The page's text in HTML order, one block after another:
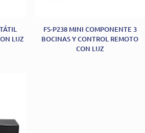
LUZ
FS-P238 MINI COMPONENTE 3
BOCINAS Y CONTROL REMOTO
CON LUZ